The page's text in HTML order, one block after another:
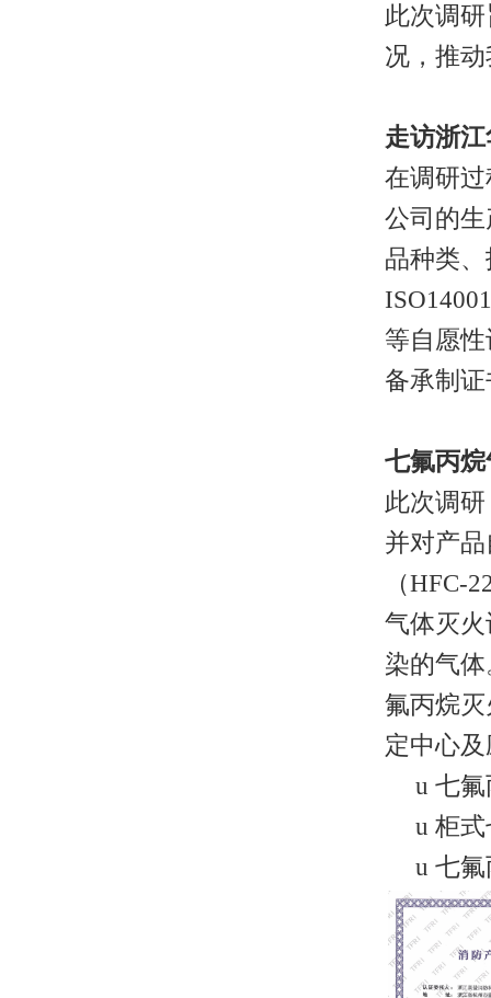
此次调
况，推
走访浙
在调研
公司的
品种类
等自愿
备承制证
七氟丙
此次调研
并对产
（HFC-
气体灭
染的气
氟丙烷
定中心
u 七
u 柜式
u 七